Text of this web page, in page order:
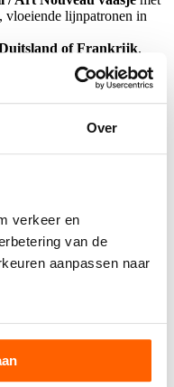
Over
verkeer en
van de
aanpassen naar
vloeiende lijnpatronen in
of Frankrijk.
stijl van de
met een fraai doorleefd
vanArt Nouveau /